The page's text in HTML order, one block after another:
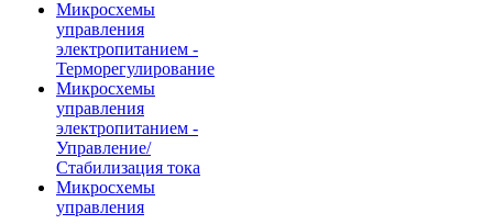
Микросхемы
управления
электропитанием -
Терморегулирование
Микросхемы
управления
электропитанием -
Управление/
Стабилизация тока
Микросхемы
управления